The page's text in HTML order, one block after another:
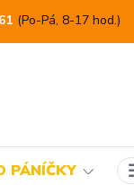
(Po-Pá, 8-17 hod.)
PÁNÍČKY